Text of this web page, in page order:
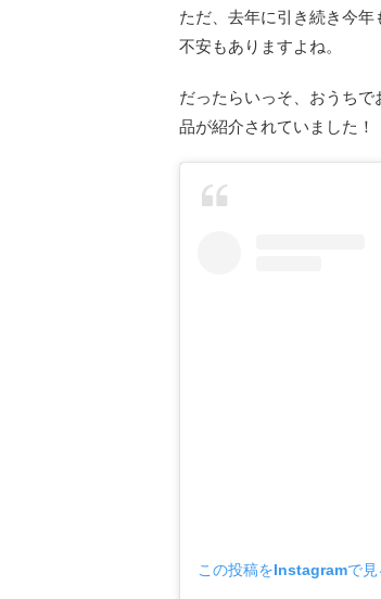
ただ、去年に引き続き今
不安もありますよね。
だったらいっそ、おうち
品が紹介されていました！
この投稿をInstagramで見